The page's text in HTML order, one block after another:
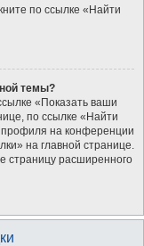
по ссылке «Найти
темы?
«Показать ваши
по ссылке «Найти
на конференции
на главной странице.
страницу расширенного